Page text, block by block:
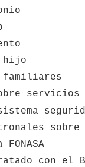
hijo
familiares
servicios
con el